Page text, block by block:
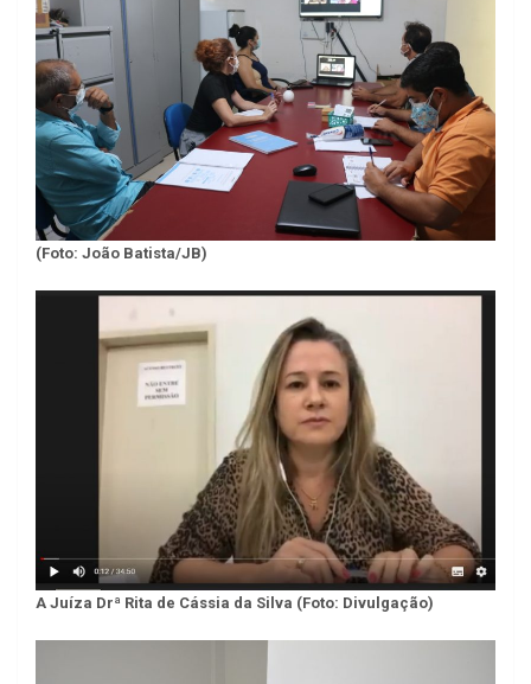
(Foto: João Batista/JB)
A Juíza Drª Rita de Cássia da Silva (Foto: Divulgação)